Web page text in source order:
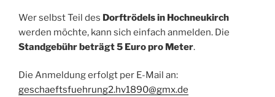
Wer selbst Teil des Dorftrödels in Hochneukirch
werden möchte, kann sich einfach anmelden. Die
Standgebühr beträgt 5 Euro pro Meter.
Die Anmeldung erfolgt per E-Mail an:
geschaeftsfuehrung2.hv1890@gmx.de